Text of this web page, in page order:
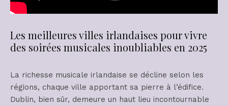
Les meilleures villes irlandaises pour vivre
des soirées musicales inoubliables en 2025
La richesse musicale irlandaise se décline selon les
régions, chaque ville apportant sa pierre à l’édifice.
Dublin, bien sûr, demeure un haut lieu incontournable